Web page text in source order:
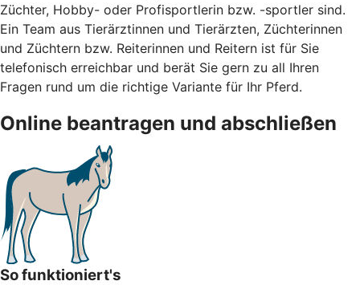
Züchter, Hobby- oder Profisportlerin bzw. -sportler sind.
Ein Team aus Tierärztinnen und Tierärzten, Züchterinnen
und Züchtern bzw. Reiterinnen und Reitern ist für Sie
telefonisch erreichbar und berät Sie gern zu all Ihren
Fragen rund um die richtige Variante für Ihr Pferd.
Online beantragen und abschließen
So funktioniert's